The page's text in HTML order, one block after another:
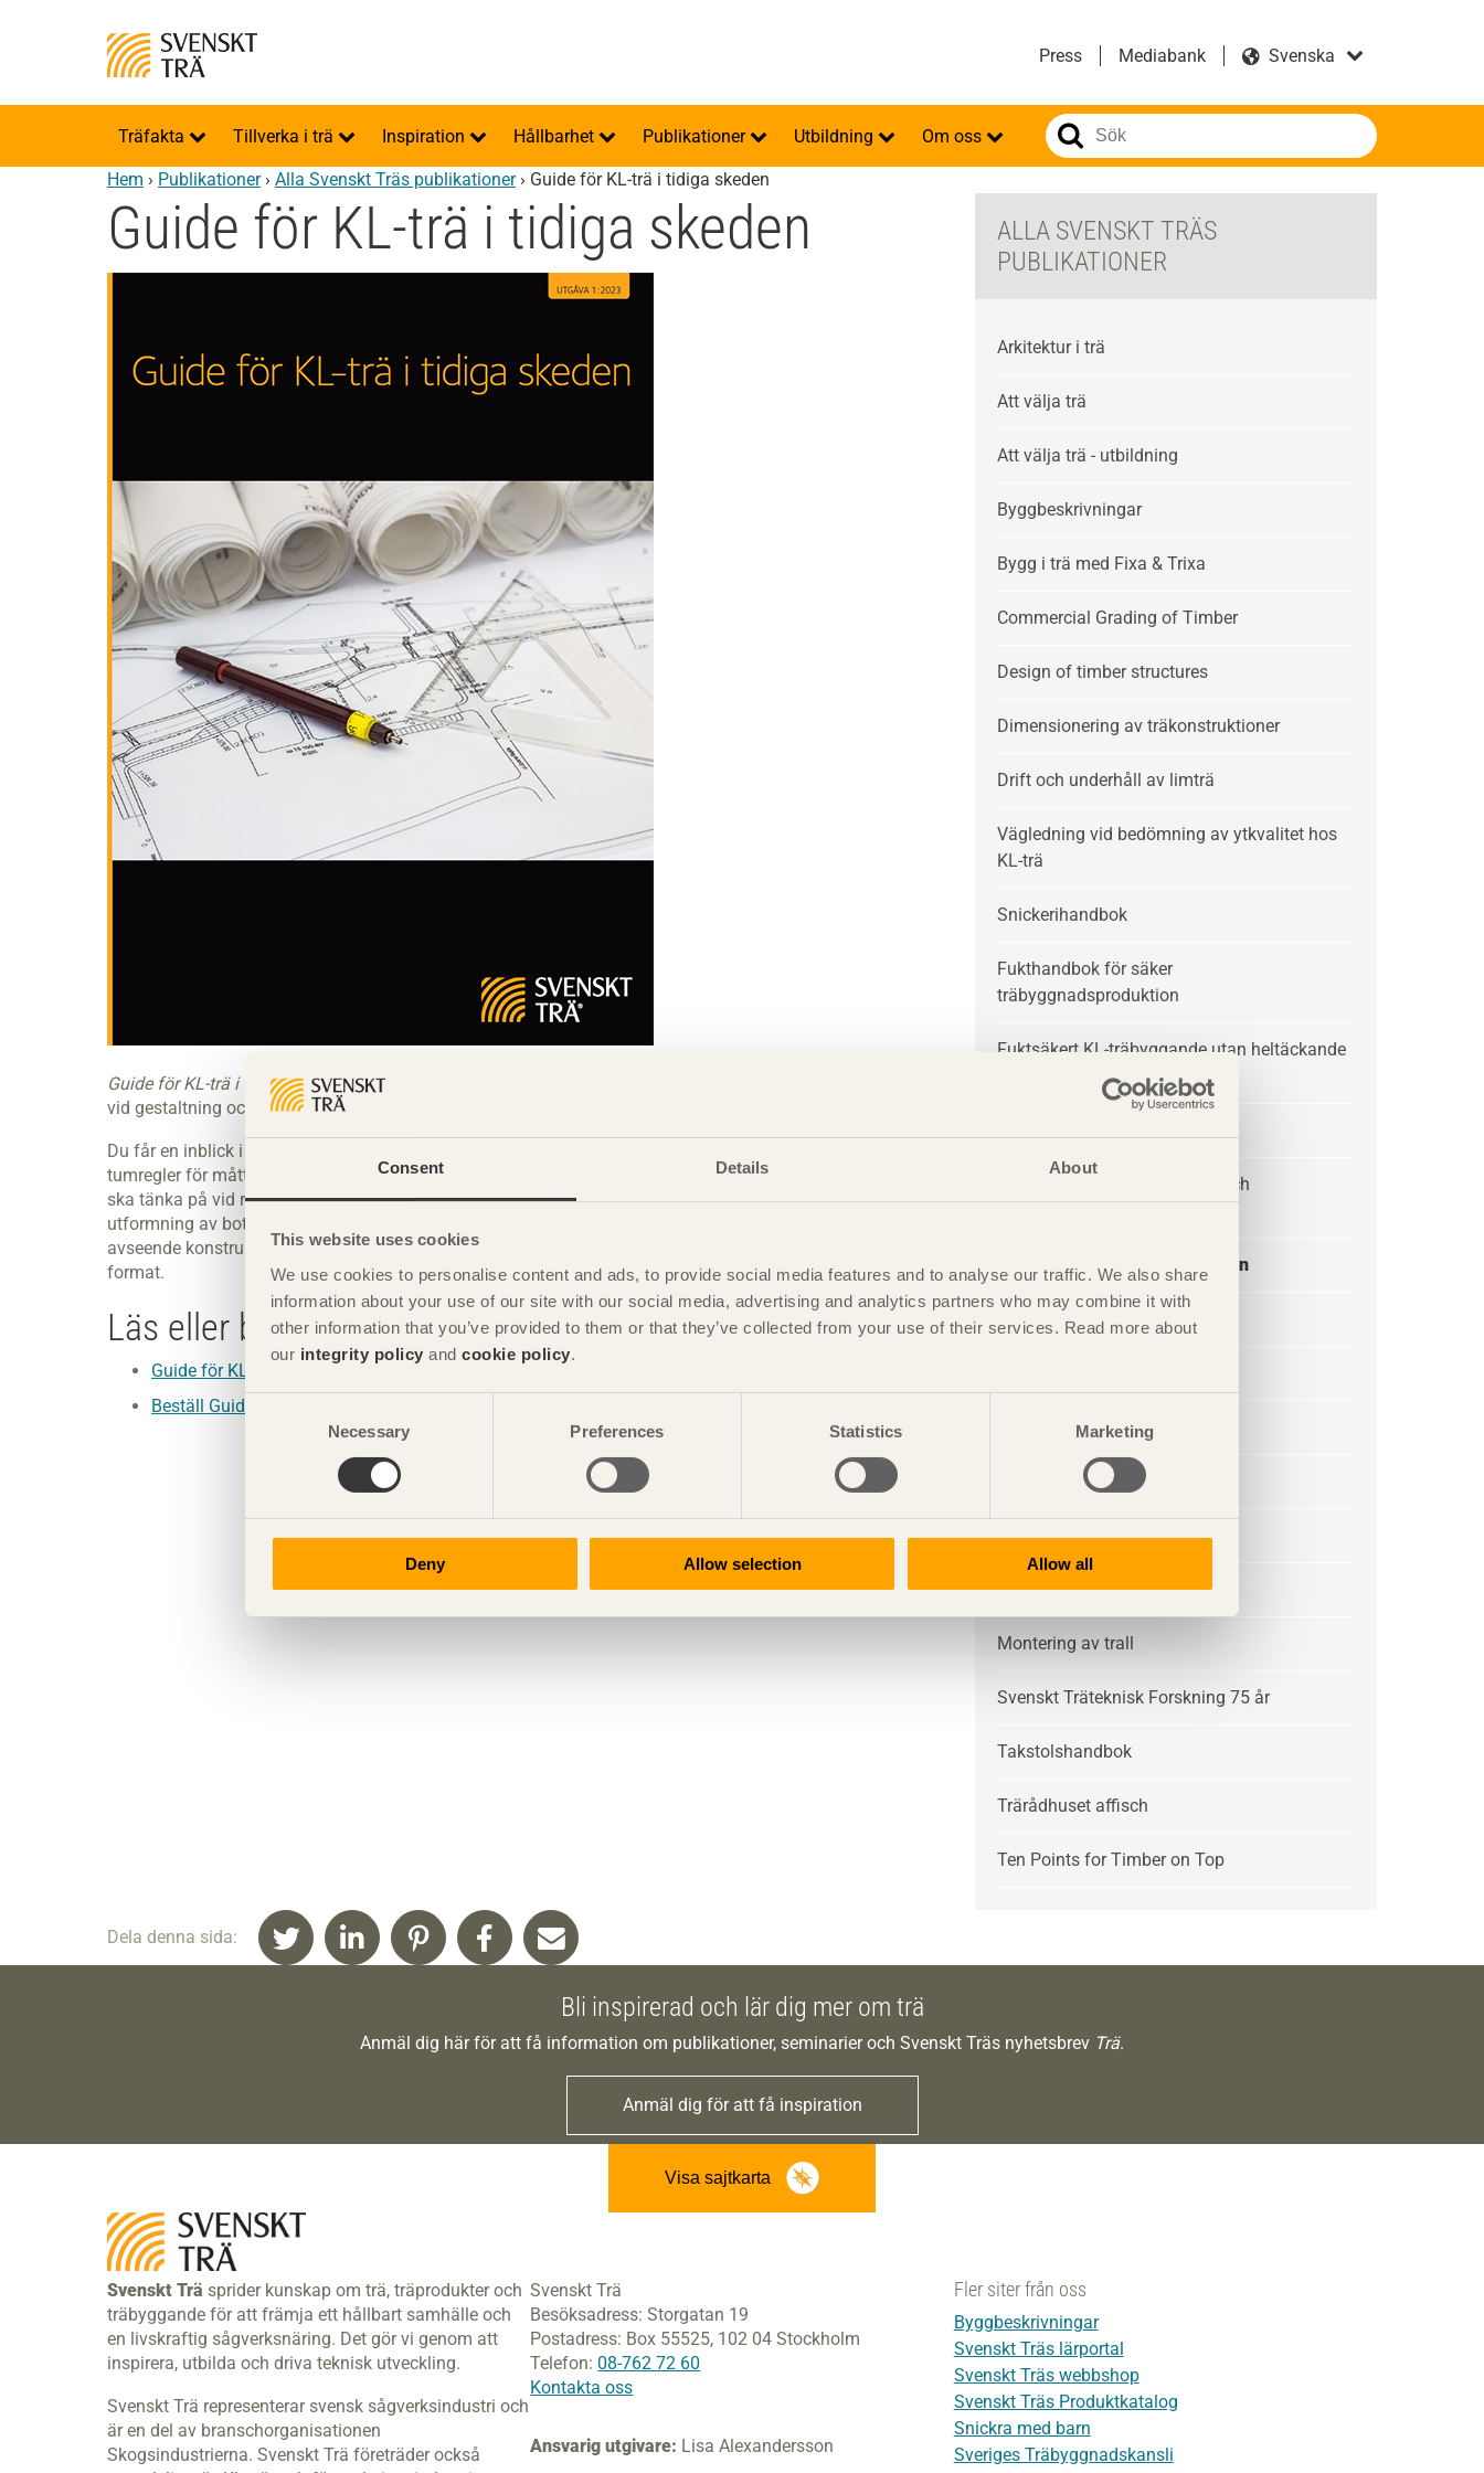
Consent Details About
This website uses cookies
We use cookies to personalise content and ads, to provide social media features and to analyse our traffic. We also share
information about your use of our site with our social media, advertising and analytics partners who may combine it with
other information that you’ve provided to them or that they’ve collected from your use of their services. Read more about
our integrity policy and cookie policy.
Necessary Preferences Statistics Marketing
Deny Allow selection Allow all
Press Mediabank
Träfakta Tillverka i trä Inspiration Hållbarhet Publikationer Utbildning Om oss
Hem › Publikationer› Alla Svenskt Träs publikationer› Guide för KL-trä i tidiga skeden
Guide för KL-trä i tidiga skeden
Guide för KL-trä i tidiga skedenvägleder dig i ord och bild om sådant som är viktigt att tänka på i tidiga skeden
vid gestaltning och utformning av en byggnad i KL-trä.
Du får en inblick i olika byggsystem, dess fördelar och nackdelar, och när de passar bäst. Publikationen ger dig
tumregler för mått och tjocklekar samt för uppbyggnad av väggar, tak och bjälklag. Du får även tips om vad du
ska tänka på vid rördragningar för vatten, värme och sanitet, stabilisering mot horisontella vindlaster,
utformning av bottenvåning och grundläggning. I publikationen ges exempel på möjligheter och begränsningar
avseende konstruktion, arkitektur och produktion.
format.
Läs eller beställGuide för KL-trä i tidiga skedenhär:
Guide för KL-trä i tidiga skeden i pdf
Beställ Guide för KL-trä i tidiga skeden här
ALLA SVENSKT TRÄS
PUBLIKATIONER
Arkitektur i trä
Att välja trä
Att välja trä - utbildning
Byggbeskrivningar
Bygg i trä med Fixa & Trixa
Commercial Grading of Timber
Design of timber structures
Dimensionering av träkonstruktioner
Drift och underhåll av limträ
Vägledning vid bedömning av ytkvalitet hos
KL-trä
Snickerihandbok
Fukthandbok för säker
träbyggnadsproduktion
Fuktsäkert KL-träbyggande utan heltäckande
Guide för handelssorterings- och
Guide för KL-trä i tidiga skeden
Handelssortering av trävaror
Hantera virket rätt
KL-trähandbok
Lathunden
Limträhandbok Del 1-4
Montering av trall
Svenskt Träteknisk Forskning 75 år
Takstolshandbok
Trärådhuset affisch
Ten Points for Timber on Top
Dela denna sida:
Bli inspirerad och lär dig mer om trä
Anmäl dig här för att få information om publikationer, seminarier och Svenskt Träs nyhetsbrev Trä.
Anmäl dig för att få inspiration
Visa sajtkarta
Svenskt Trä sprider kunskap om trä, träprodukter och
träbyggande för att främja ett hållbart samhälle och
en livskraftig sågverksnäring. Det gör vi genom att
inspirera, utbilda och driva teknisk utveckling.
Svenskt Trä representerar svensk sågverksindustri och
är en del av branschorganisationen
Skogsindustrierna. Svenskt Trä företräder också
Svenskt Trä
Besöksadress: Storgatan 19
Postadress: Box 55525, 102 04 Stockholm
Telefon: 08-762 72 60
Kontakta oss
Ansvarig utgivare: Lisa Alexandersson
Fler siter från oss
Byggbeskrivningar
Svenskt Träs lärportal
Svenskt Träs webbshop
Svenskt Träs Produktkatalog
Snickra med barn
Sveriges Träbyggnadskansli